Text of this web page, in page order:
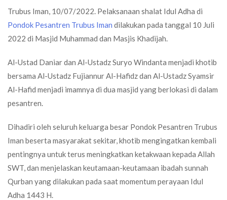
Trubus Iman, 10/07/2022. Pelaksanaan shalat Idul Adha di
Pondok Pesantren Trubus Iman dilakukan pada tanggal 10 Juli
2022 di Masjid Muhammad dan Masjis Khadijah.
Al-Ustad Daniar dan Al-Ustadz Suryo Windanta menjadi khotib
bersama Al-Ustadz Fujiannur Al-Hafidz dan Al-Ustadz Syamsir
Al-Hafid menjadi imamnya di dua masjid yang berlokasi di dalam
pesantren.
Dihadiri oleh seluruh keluarga besar Pondok Pesantren Trubus
Iman beserta masyarakat sekitar, khotib mengingatkan kembali
pentingnya untuk terus meningkatkan ketakwaan kepada Allah
SWT, dan menjelaskan keutamaan-keutamaan ibadah sunnah
Qurban yang dilakukan pada saat momentum perayaan Idul
Adha 1443 H.